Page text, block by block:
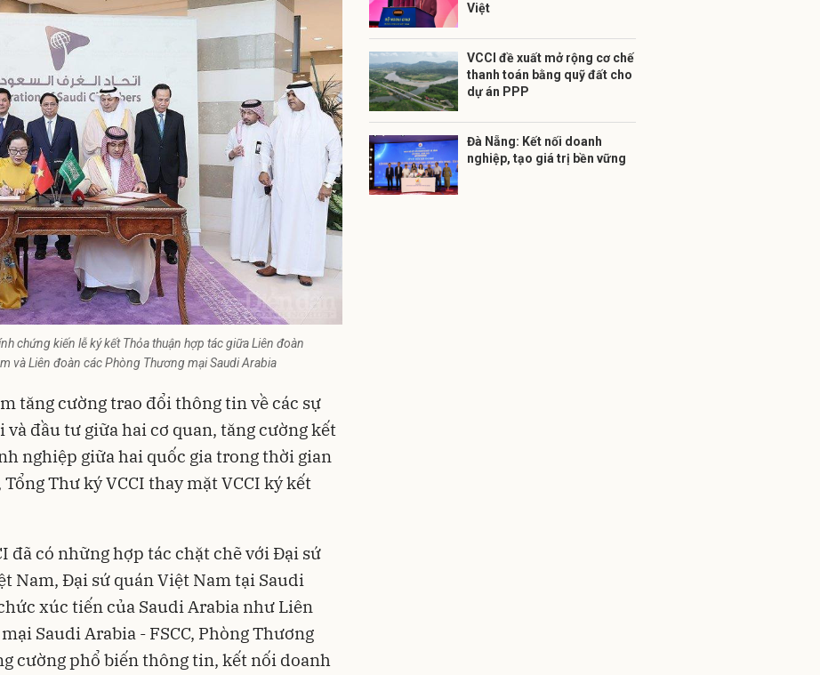
chứng kiến lễ ký kết Thỏa thuận hợp tác giữa Liên đoàn
và Liên đoàn các Phòng Thương mại Saudi Arabia
tăng cường trao đổi thông tin về các sự
đầu tư giữa hai cơ quan, tăng cường kết
nghiệp giữa hai quốc gia trong thời gian
Tổng Thư kýVCCI thay mặt VCCI ký kết
đã có những hợp tác chặt chẽ với Đại sứ
Nam, Đại sứ quán Việt Nam tại Saudi
xúc tiến của Saudi Arabia như Liên
Saudi Arabia - FSCC, Phòng Thương
cường phổ biến thông tin, kết nối doanh
Việt
VCCI đề xuất mở rộng cơ chế
thanh toán bằng quỹ đất cho
dự án PPP
Đà Nẵng: Kết nối doanh
nghiệp, tạo giá trị bền vững